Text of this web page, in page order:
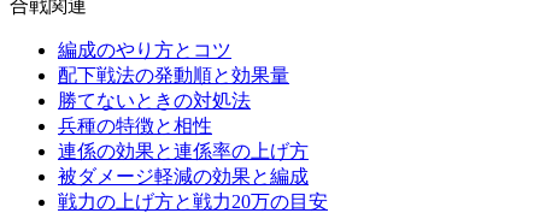
合戦関連
編成のやり方とコツ
配下戦法の発動順と効果量
勝てないときの対処法
兵種の特徴と相性
連係の効果と連係率の上げ方
被ダメージ軽減の効果と編成
戦力の上げ方と戦力20万の目安